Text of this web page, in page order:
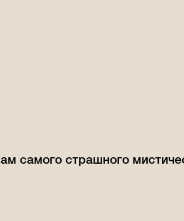
самого страшного